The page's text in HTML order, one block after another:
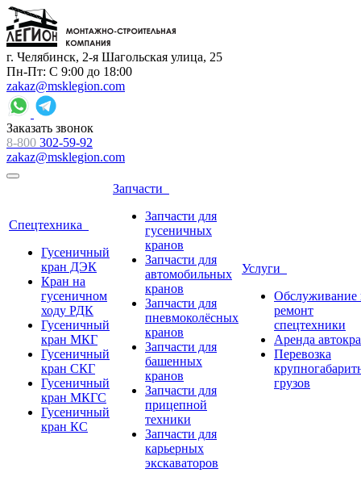
г. Челябинск, 2-я Шагольская улица, 25
Пн-Пт: С 9:00 до 18:00
zakaz@msklegion.com
Заказать звонок
8-800 302-59-92
zakaz@msklegion.com
Спецтехника
Гусеничный
кран ДЭК
Кран на
гусеничном
ходу РДК
Гусеничный
кран МКГ
Гусеничный
кран СКГ
Гусеничный
кран МКГС
Гусеничный
кран КС
Запчасти
Запчасти для
гусеничных
кранов
Запчасти для
автомобильных
кранов
Запчасти для
пневмоколёсных
кранов
Запчасти для
башенных
кранов
Запчасти для
прицепной
техники
Запчасти для
карьерных
экскаваторов
Услуги
Обслуживание
ремонт
спецтехники
Аренда
Перевозка
грузов